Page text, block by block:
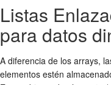
Listas
para datos
A diferencia de los arrays,
elementos estén